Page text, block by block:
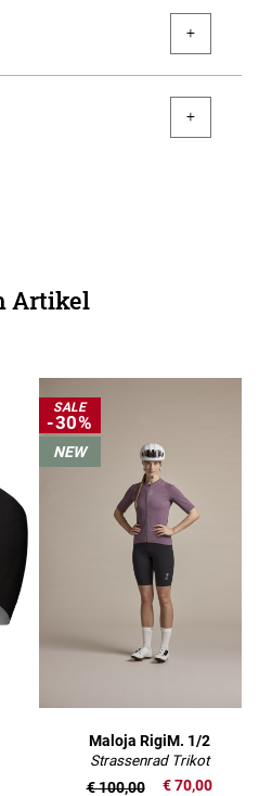
Artikel
SALE
-30%
NEW
Maloja RigiM. 1/2
Strassenrad Trikot
€ 70,00
€ 100,00